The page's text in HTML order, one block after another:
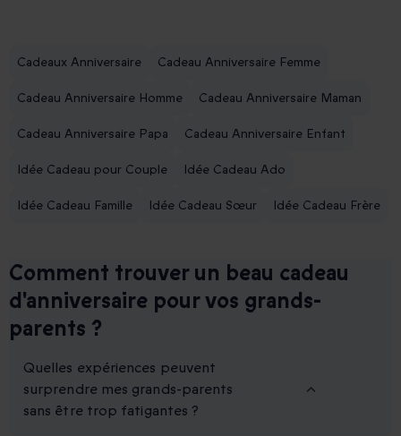
Cadeaux Anniversaire Cadeau Anniversaire Femme
Cadeau Anniversaire Homme Cadeau Anniversaire Maman
Cadeau Anniversaire Papa Cadeau Anniversaire Enfant
Idée Cadeau pour Couple Idée Cadeau Ado
Idée Cadeau Famille Idée Cadeau Sœur Idée Cadeau Frère
Comment trouver un beau cadeau
d'anniversaire pour vos grands-
parents ?
Quelles expériences peuvent
surprendre mes grands-parents
sans être trop fatigantes ?